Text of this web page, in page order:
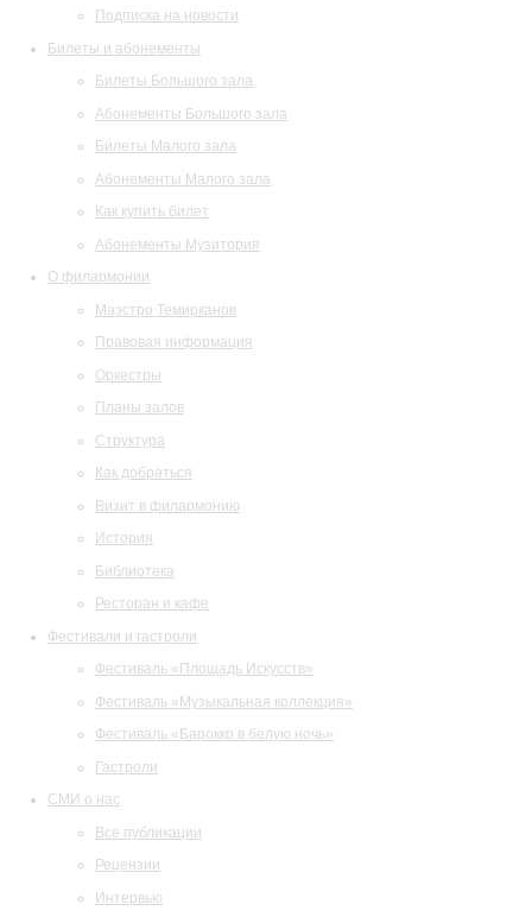
Подписка на новости
Билеты и абонементы
Билеты Большого зала
Абонементы Большого зала
Билеты Малого зала
Абонементы Малого зала
Как купить билет
Абонементы Музитория
О филармонии
Маэстро Темирканов
Правовая информация
Оркестры
Планы залов
Структура
Как добраться
Визит в филармонию
История
Библиотека
Ресторан и кафе
Фестивали и гастроли
Фестиваль «Площадь Искусств»
Фестиваль «Музыкальная коллекция»
Фестиваль «Барокко в белую ночь»
Гастроли
СМИ о нас
Все публикации
Рецензии
Интервью